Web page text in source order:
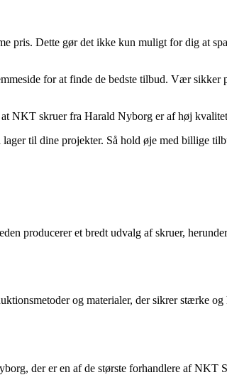
Dette gør det ikke kun muligt for dig at
for at finde de bedste tilbud. Vær sikker
NKT skruer fra Harald Nyborg er af høj
til dine projekter. Så hold øje med billige
producerer et bredt udvalg af skruer,
og materialer, der sikrer stærke og
der er en af de største forhandlere af NKT